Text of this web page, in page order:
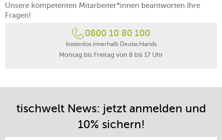
Unsere kompetenten Mitarbeiter*innen beantworten Ihre
Fragen!
0800 10 80 100
kostenlos innerhalb Deutschlands
Montag bis Freitag von 8 bis 17 Uhr
tischwelt News: jetzt anmelden und
10% sichern!